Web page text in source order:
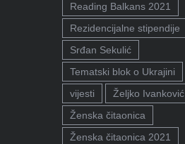
Reading Balkans 2021
Rezidencijalne stipendije
Srđan Sekulić
Tematski blok o Ukrajini
vijesti
Željko Ivanković
Ženska čitaonica
Ženska čitaonica 2021